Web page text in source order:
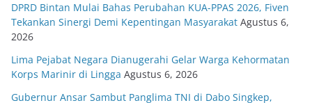
DPRD Bintan Mulai Bahas Perubahan KUA-PPAS 2026, Fiven
Tekankan Sinergi Demi Kepentingan Masyarakat Agustus 6,
2026
Lima Pejabat Negara Dianugerahi Gelar Warga Kehormatan
Korps Marinir di Lingga Agustus 6, 2026
Gubernur Ansar Sambut Panglima TNI di Dabo Singkep,